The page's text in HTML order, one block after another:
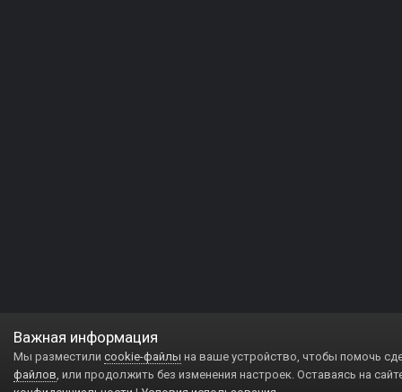
Важная информация
Мы разместили cookie-файлы на ваше устройство, чтобы помочь
файлов, или продолжить без изменения настроек. Оставаясь на